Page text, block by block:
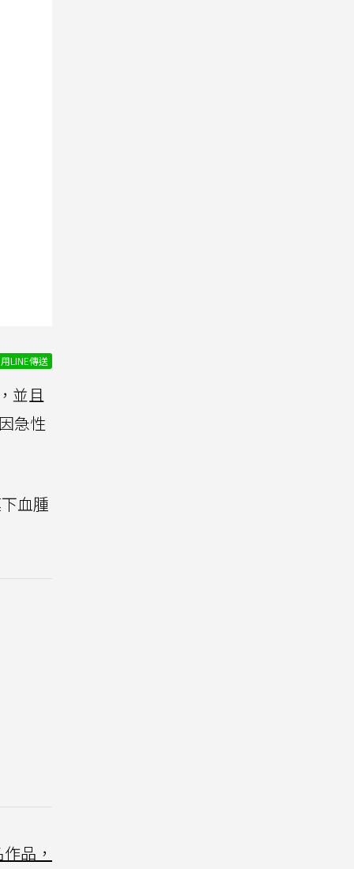
用LINE傳送
並且
急性
血腫
品，